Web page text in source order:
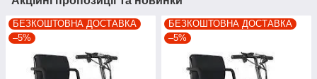
БЕЗКОШТОВНА ДОСТАВКА
–5%
БЕЗКОШТОВНА ДОСТАВКА
–5%